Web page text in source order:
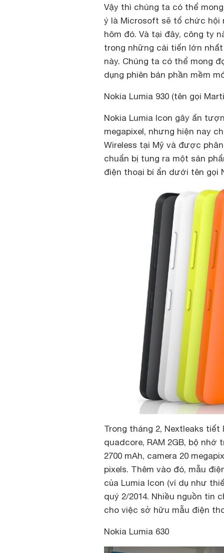
Vậy thì chúng ta có thể
ý là Microsoft sẽ tổ chức hội
hôm đó. Và tại đây, công ty
trong những cải tiến lớn
này. Chúng ta có thể mong
dụng phiên bản phần mềm
Nokia Lumia 930 (tên gọi
Nokia Lumia Icon gây ấn
megapixel, nhưng hiện nay
Wireless tại Mỹ và được
chuẩn bị tung ra một sản
điện thoại bí ẩn dưới tên gọi
Trong tháng 2, Nextleaks tiết
quadcore, RAM 2GB, bộ
2700 mAh, camera 20
pixels. Thêm vào đó, mẫu
của Lumia Icon (ví dụ như
quý 2/2014. Nhiều nguồn tin
cho việc sở hữu mẫu điện
Nokia Lumia 630